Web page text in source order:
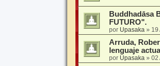
Buddhadāsa
FUTURO".
por Upasaka» 19
Arruda,
lenguaje
por Upasaka» 02